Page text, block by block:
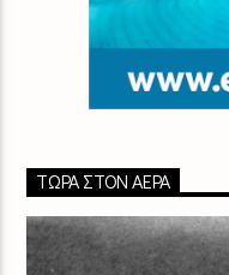
ΤΏΡΑ ΣΤΟΝ ΑΈΡΑ